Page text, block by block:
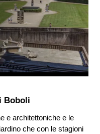
Boboli
e architettoniche e le
che con le stagioni